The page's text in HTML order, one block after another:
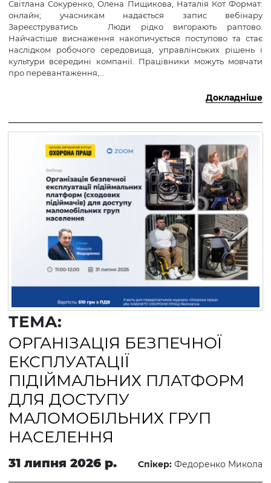
Світлана Сокуренко, Олена Пищикова, Наталія Кот Формат:
онлайн; учасникам надається запис вебінару
Зареєструватись Люди рідко вигорають раптово.
Найчастіше виснаження накопичується поступово та стає
наслідком робочого середовища, управлінських рішень і
культури всередині компанії. Працівники можуть мовчати
про перевантаження,...
Докладніше
ТЕМА:
ОРГАНІЗАЦІЯ БЕЗПЕЧНОЇ
ЕКСПЛУАТАЦІЇ
ПІДІЙМАЛЬНИХ ПЛАТФОРМ
ДЛЯ ДОСТУПУ
МАЛОМОБІЛЬНИХ ГРУП
НАСЕЛЕННЯ
31 липня 2026 р. Спікер: Федоренко Микола